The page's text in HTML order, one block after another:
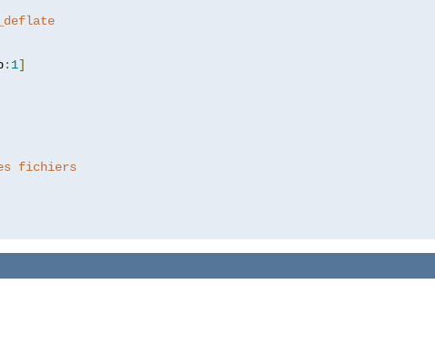
: 1]
fichiers